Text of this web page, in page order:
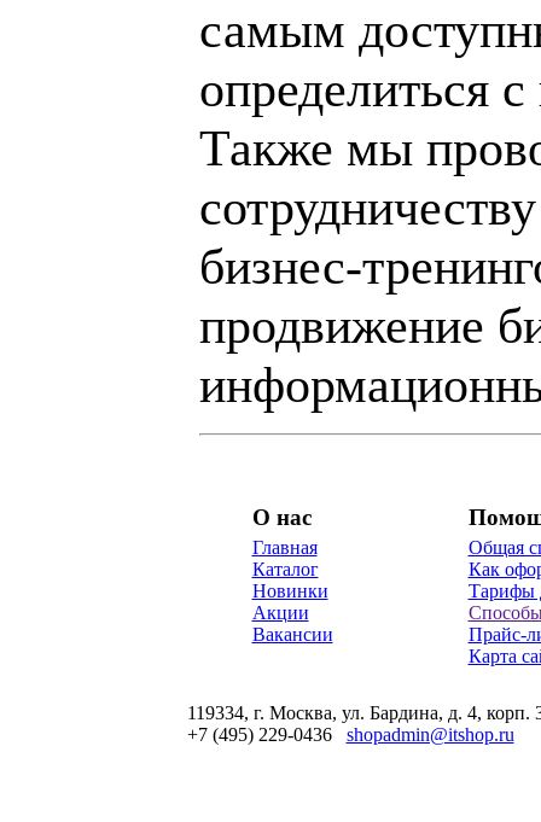
самым
определиться
Также мы
бизнес-
продвижение
О нас
Главная
Каталог
Новинки
Акции
Вакансии
Общая
Как
Тарифы
Прайс-
Карта
119334, г. Москва, ул. Бардина, д. 4, корп.
+7 (495) 229-0436 shopadmin@itshop.ru